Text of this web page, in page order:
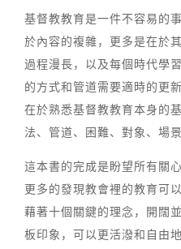
基督教教育是一件不容易的
於內容的複雜，更多是在於
過程漫長，以及每個時代學
的方式和管道需要適時的更
在於熟悉基督教教育本身的
法、管道、困難、對象、場景
這本書的完成是盼望所有關
更多的發現教會裡的教育可
藉著十個關鍵的理念，開闊
板印象，可以更活潑和自由